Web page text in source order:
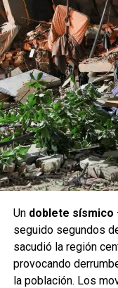
Un doblete sísmico
seguido segundos
sacudió la región
provocando
la población. Los